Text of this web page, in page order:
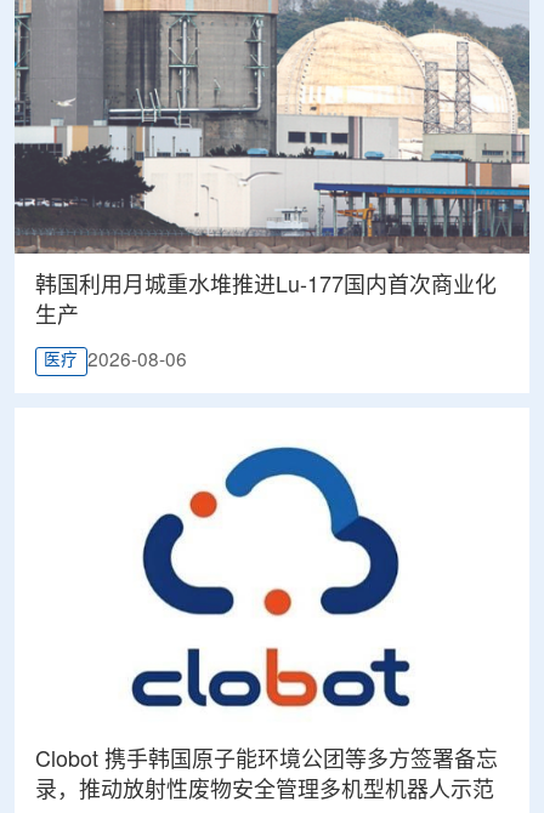
韩国利用月城重水堆推进Lu-177国内首次商业化
生产
医疗 2026-08-06
Clobot 携手韩国原子能环境公团等多方签署备忘
录，推动放射性废物安全管理多机型机器人示范